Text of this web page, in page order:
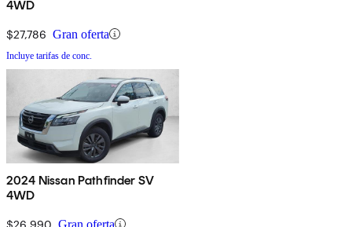
4WD
$27,786 Gran oferta
Incluye tarifas de conc.
2024 Nissan Pathfinder SV
4WD
$26,990 Gran oferta